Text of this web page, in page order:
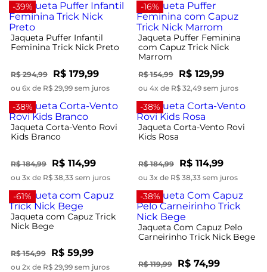
-39%
Jaqueta Puffer Infantil
Feminina Trick Nick Preto
R$ 294,99 R$ 179,99
ou 6x de R$ 29,99 sem juros
-16%
Jaqueta Puffer Feminina
com Capuz Trick Nick
Marrom
R$ 154,99 R$ 129,99
ou 4x de R$ 32,49 sem juros
-38%
Jaqueta Corta-Vento Rovi
Kids Branco
R$ 184,99 R$ 114,99
ou 3x de R$ 38,33 sem juros
-38%
Jaqueta Corta-Vento Rovi
Kids Rosa
R$ 184,99 R$ 114,99
ou 3x de R$ 38,33 sem juros
-61%
Jaqueta com Capuz Trick
Nick Bege
R$ 154,99 R$ 59,99
ou 2x de R$ 29,99 sem juros
-38%
Jaqueta Com Capuz Pelo
Carneirinho Trick Nick Bege
R$ 119,99 R$ 74,99